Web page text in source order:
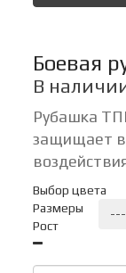
Боевая
В
Рубашка
защищает
Выбор цвета
Размеры
Рост